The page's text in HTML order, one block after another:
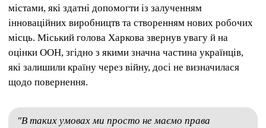
містами, які здатні допомогти із залученням
інноваційних виробництв та створенням нових робочих
місць. Міський голова Харкова звернув увагу й на
оцінки ООН, згідно з якими значна частина українців,
які залишили країну через війну, досі не визначилася
щодо повернення.
"В таких умовах ми просто не маємо права